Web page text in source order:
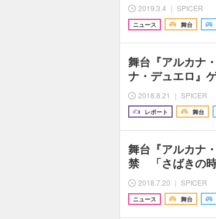
2019.3.4 ｜ SPICER
ニュース 舞台
舞台『アルカナ
ナ・デュエロ』
2018.8.21 ｜ SPICER
レポート 舞台
舞台『アルカナ
禁 「さばきの
2018.7.20 ｜ SPICER
ニュース 舞台